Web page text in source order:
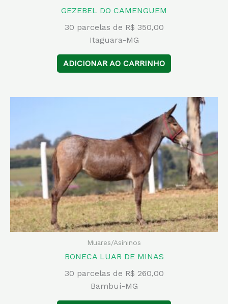
GEZEBEL DO CAMENGUEM
30 parcelas de R$ 350,00
Itaguara-MG
ADICIONAR AO CARRINHO
Muares/Asininos
BONECA LUAR DE MINAS
30 parcelas de R$ 260,00
Bambuí-MG